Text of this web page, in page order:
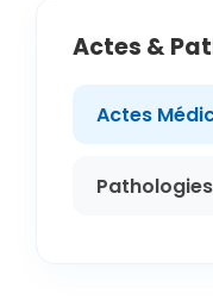
Actes &
Actes